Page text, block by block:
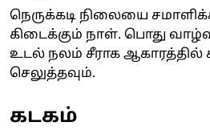
நெருக்கடி நிலையை சமாளிக்க
கிடைக்கும் நாள். பொது
உடல் நலம் சீராக ஆகாரத்தில்
செலுத்தவும்.
கடகம்